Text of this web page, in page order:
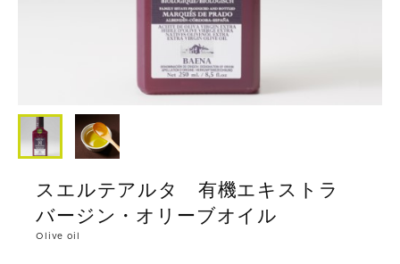
スエルテアルタ 有機エキストラ
バージン・オリーブオイル
Olive oil